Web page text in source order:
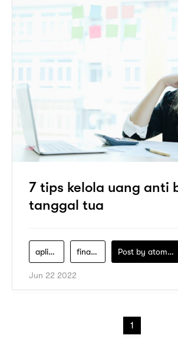
7 tips kelola uang anti
tanggal tua
aplikasi-pay-later financial-literacy Post by atomeind
Jun 22 2022
1